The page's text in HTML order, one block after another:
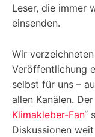
Leser, die immer
einsenden.
Wir
Veröffentlichung
selbst für uns –
allen Kanälen.
Klimakleber-Fan“
Diskussionen